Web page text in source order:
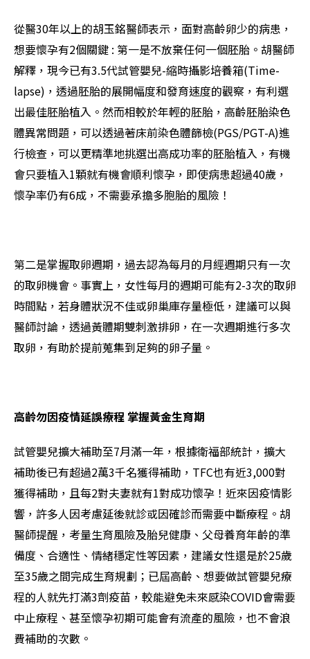
從醫30年以上的胡玉銘醫師表示，面對高齡卵少的病患，
想要懷孕有2個關鍵 : 第一是不放棄任何一個胚胎。胡醫師
解釋，現今已有3.5代試管嬰兒-縮時攝影培養箱(Time-
lapse)，透過胚胎的展開幅度和發育速度的觀察，有利選
出最佳胚胎植入。然而相較於年輕的胚胎，高齡胚胎染色
體異常問題，可以透過著床前染色體篩檢(PGS/PGT-A)進
行檢查，可以更精準地挑選出高成功率的胚胎植入，有機
會只要植入1顆就有機會順利懷孕，即使病患超過40歲，
懷孕率仍有6成，不需要承擔多胞胎的風險！
第二是掌握取卵週期，過去認為每月的月經週期只有一次
的取卵機會。事實上，女性每月的週期可能有2-3次的取卵
時間點，若身體狀況不佳或卵巢庫存量極低，建議可以與
醫師討論，透過黃體期雙刺激排卵，在一次週期進行多次
取卵，有助於提前蒐集到足夠的卵子量。
高齡勿因疫情延誤療程 掌握黃金生育期
試管嬰兒擴大補助至7月滿一年，根據衛福部統計，擴大
補助後已有超過2萬3千名獲得補助， TFC也有近3,000對
獲得補助，且每2對夫妻就有1對成功懷孕！ 近來因疫情影
響，許多人因考慮延後就診或因確診而需要中斷療程。胡
醫師提醒， 考量生育風險及胎兒健康、父母養育年齡的準
備度、合適性、情緒穩定性等因素，建議女性還是於25歲
至35歲之間完成生育規劃；已屆高齡、 想要做試管嬰兒療
程的人就先打滿3劑疫苗，較能避免未來感染COVID會需要
中止療程、甚至懷孕初期可能會有流產的風險，也不會浪
費補助的次數。